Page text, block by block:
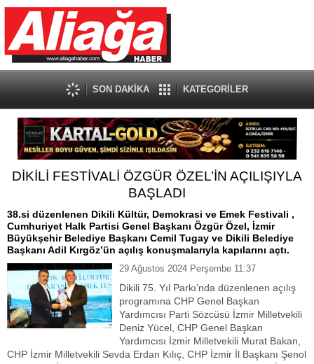
SON DAKİKA KATEGORİLER
DİKİLİ FESTİVALİ ÖZGÜR ÖZEL’İN AÇILIŞIYLA
BAŞLADI
38.si düzenlenen Dikili Kültür, Demokrasi ve Emek Festivali ,
Cumhuriyet Halk Partisi Genel Başkanı Özgür Özel, İzmir
Büyükşehir Belediye Başkanı Cemil Tugay ve Dikili Belediye
Başkanı Adil Kırgöz’ün açılış konuşmalarıyla kapılarını açtı.
29 Ağustos 2024 Perşembe 11:37
Dikili 75. Yıl Parkı’nda düzenlenen açılış
programına CHP Genel Başkan
Yardımcısı Parti Sözcüsü İzmir Milletvekili
Deniz Yücel, CHP Genel Başkan
Yardımcısı İzmir Milletvekili Murat Bakan,
CHP İzmir Milletvekili Sevda Erdan Kılıç, CHP İzmir İl Başkanı Şenol